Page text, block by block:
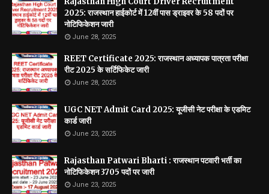
2025: राजस्थान हाईकोर्ट में 12वीं पास ड्राइवर के 58 पदों पर
नोटिफिकेशन जारी
June 28, 2025
REET Certificate 2025: राजस्थान अध्यापक पात्रता परीक्षा
रीट 2025 के सर्टिफिकेट जारी
June 28, 2025
UGC NET Admit Card 2025: यूजीसी नेट परीक्षा के एडमिट
कार्ड जारी
June 23, 2025
Rajasthan Patwari Bharti : राजस्थान पटवारी भर्ती का
नोटिफिकेशन 3705 पदों पर जारी
June 23, 2025